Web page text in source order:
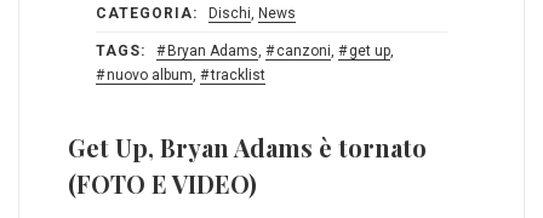
CATEGORIA: Dischi News
TAGS: Bryan Adams canzoni get up
nuovo album
tracklist
Get Up, Bryan Adams è tornato
(FOTO E VIDEO)